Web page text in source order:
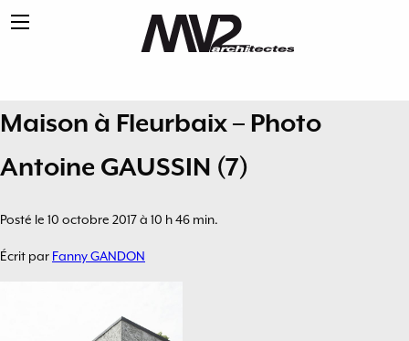
Maison à Fleurbaix – Photo
Antoine GAUSSIN (7)
Posté le 10 octobre 2017 à 10 h 46 min.
Écrit par Fanny GANDON